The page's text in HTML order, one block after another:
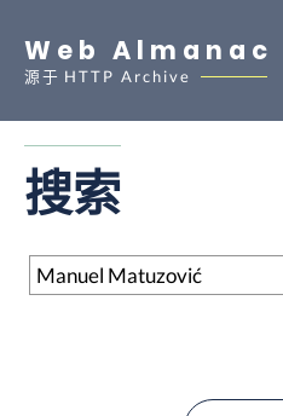
Web Almanac
源于 HTTP Archive
搜索
搜索